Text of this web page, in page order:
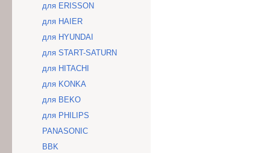
для ERISSON
для HAIER
для HYUNDAI
для START-SATURN
для HITACHI
для KONKA
для BEKO
для PHILIPS
PANASONIC
BBK